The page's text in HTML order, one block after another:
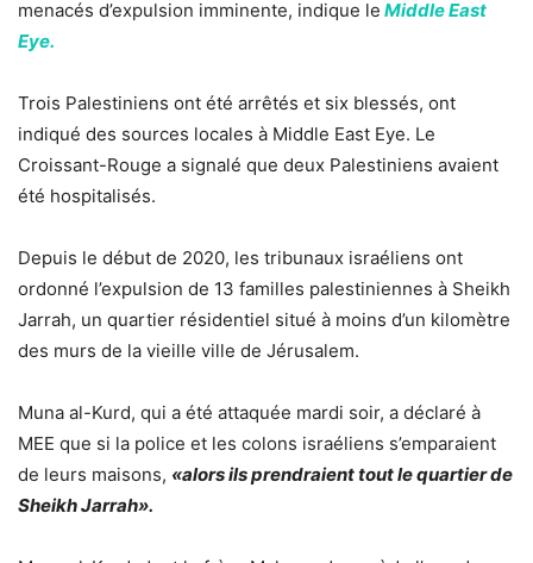
menacés d’expulsion imminente, indique le Middle East
Eye.
Trois Palestiniens ont été arrêtés et six blessés, ont
indiqué des sources locales à Middle East Eye. Le
Croissant-Rouge a signalé que deux Palestiniens avaient
été hospitalisés.
Depuis le début de 2020, les tribunaux israéliens ont
ordonné l’expulsion de 13 familles palestiniennes à Sheikh
Jarrah, un quartier résidentiel situé à moins d’un kilomètre
des murs de la vieille ville de Jérusalem.
Muna al-Kurd, qui a été attaquée mardi soir, a déclaré à
MEE que si la police et les colons israéliens s’emparaient
de leurs maisons, «alors ils prendraient tout le quartier de
Sheikh Jarrah».